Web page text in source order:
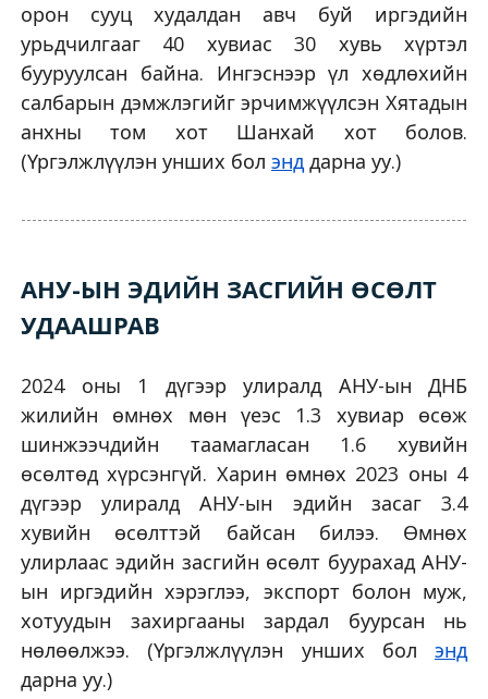
орон сууц худалдан авч буй иргэдийн
урьдчилгааг 40 хувиас 30 хувь хүртэл
бууруулсан байна. Ингэснээр үл хөдлөхийн
салбарын дэмжлэгийг эрчимжүүлсэн Хятадын
анхны том хот Шанхай хот болов.
(Үргэлжлүүлэн унших бол энддарна уу.)
АНУ-ЫН ЭДИЙН ЗАСГИЙН ӨСӨЛТ
УДААШРАВ
2024 оны 1 дүгээр улиралд АНУ-ын ДНБ
жилийн өмнөх мөн үеэс 1.3 хувиар өсөж
шинжээчдийн таамагласан 1.6 хувийн
өсөлтөд хүрсэнгүй. Харин өмнөх 2023 оны 4
дүгээр улиралд АНУ-ын эдийн засаг 3.4
хувийн өсөлттэй байсан билээ. Өмнөх
улирлаас эдийн засгийн өсөлт буурахад АНУ-
ын иргэдийн хэрэглээ, экспорт болон муж,
хотуудын захиргааны зардал буурсан нь
нөлөөлжээ. (Үргэлжлүүлэн унших бол энд
дарна уу.)